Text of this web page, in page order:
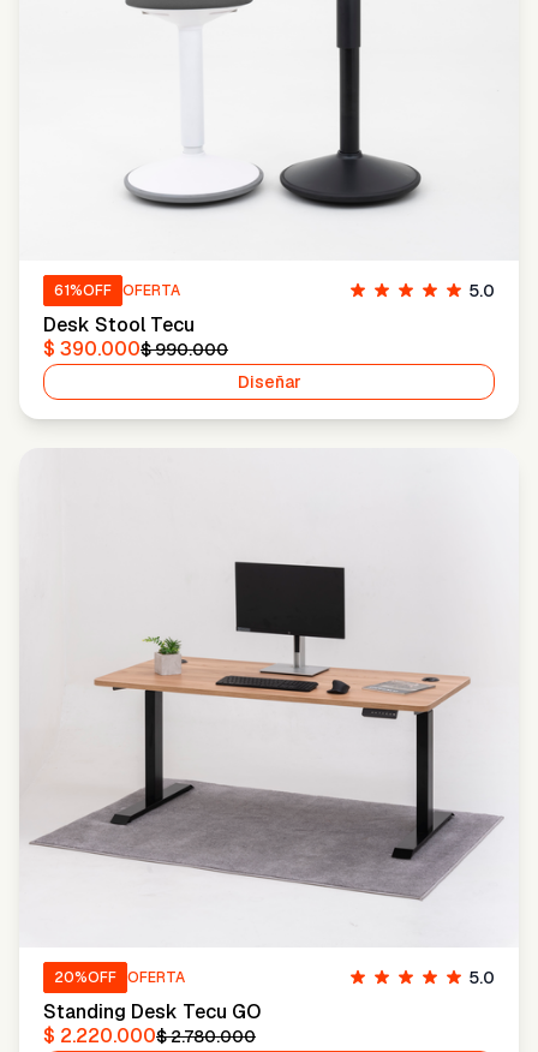
61%OFF OFERTA 5.0
Desk Stool Tecu
$ 390.000$ 990.000
Diseñar
20%OFF OFERTA 5.0
Standing Desk Tecu GO
$ 2.220.000$ 2.780.000